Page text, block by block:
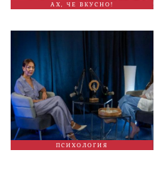
АХ, ЧЕ ВКУСНО!
ПСИХОЛОГИЯ